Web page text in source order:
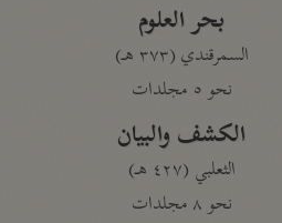
بحر العلوم
السمرقندي (٣٧٣ هـ)
نحو ٥ مجلدات
الكشف والبيان
الثعلبي (٤٢٧ هـ)
نحو ٨ مجلدات